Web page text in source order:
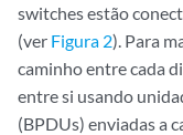
switches estão
(ver Figura 2). Para
caminho entre cada
entre si usando
(BPDUs) enviadas a